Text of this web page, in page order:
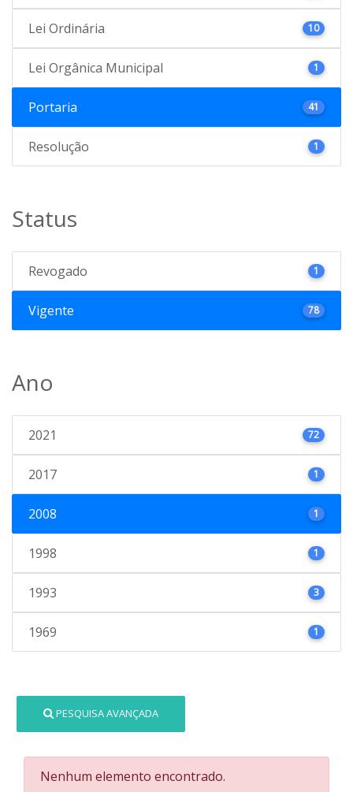
Lei Ordinária 10
Lei Orgânica Municipal 1
Portaria 41
Resolução 1
Status
Revogado 1
Vigente 78
Ano
2021 72
2017 1
2008 1
1998 1
1993 3
1969 1
PESQUISA AVANÇADA
Nenhum elemento encontrado.